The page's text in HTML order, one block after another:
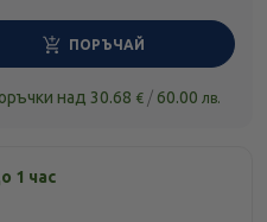
ПОРЪЧАЙ
над 30.68 € / 60.00 лв.
1 час